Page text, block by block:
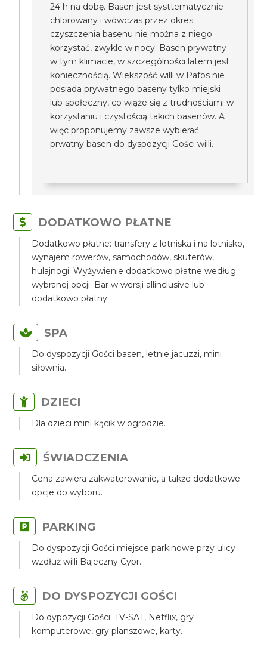
24 h na dobę. Basen jest systtematycznie
chlorowany i wówczas przez okres
czyszczenia basenu nie można z niego
korzystać, zwykle w nocy. Basen prywatny
w tym klimacie, w szczególności latem jest
koniecznością. Wiekszość willi w Pafos nie
posiada prywatnego baseny tylko miejski
lub społeczny, co wiąże się z trudnościami w
korzystaniu i czystością takich basenów. A
więc proponujemy zawsze wybierać
prwatny basen do dyspozycji Gości willi.
DODATKOWO PŁATNE
Dodatkowo płatne: transfery z lotniska i na lotnisko,
wynajem rowerów, samochodów, skuterów,
hulajnogi. Wyżywienie dodatkowo płatne według
wybranej opcji. Bar w wersji allinclusive lub
dodatkowo płatny.
SPA
Do dyspozycji Gości basen, letnie jacuzzi, mini
siłownia.
DZIECI
Dla dzieci mini kącik w ogrodzie.
ŚWIADCZENIA
Cena zawiera zakwaterowanie, a także dodatkowe
opcje do wyboru.
PARKING
Do dyspozycji Gości miejsce parkinowe przy ulicy
wzdłuż willi Bajeczny Cypr.
DO DYSPOZYCJI GOŚCI
Do dypozycji Gości: TV-SAT, Netflix, gry
komputerowe, gry planszowe, karty.